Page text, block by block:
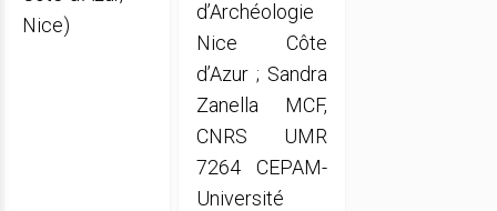
Nice)
d’Archéologie
Nice Côte
d’Azur ; Sandra
Zanella MCF,
CNRS UMR
7264 CEPAM-
Université